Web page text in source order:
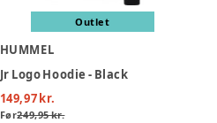
Outlet
HUMMEL
Jr Logo Hoodie - Black
149,97 kr.
Før249,95 kr.